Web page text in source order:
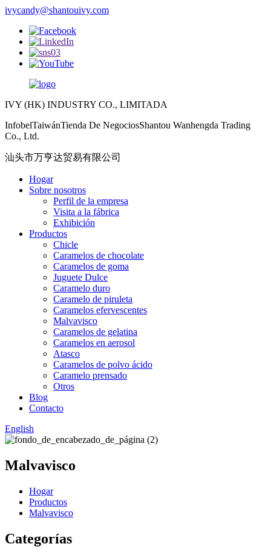
ivycandy@shantouivy.com
IVY (HK) INDUSTRY CO., LIMITADA
InfobelTaiwánTienda De NegociosShantou Wanhengda Trading
Co., Ltd.
汕头市万亨达贸易有限公司
Hogar
Sobre nosotros
Perfil de la empresa
Visita a la fábrica
Exhibición
Productos
Chicle
Caramelos de chocolate
Caramelos de goma
Juguete Dulce
Caramelo duro
Caramelo de piruleta
Caramelos efervescentes
Malvavisco
Caramelos de gelatina
Caramelos en aerosol
Atasco
Caramelos de polvo ácido
Caramelo prensado
Otros
Blog
Contacto
English
Malvavisco
Hogar
Productos
Malvavisco
Categorías